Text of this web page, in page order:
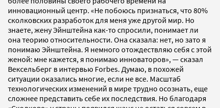
инновационный центр. «Не побоюсь признаться, что 80%
сколковских разработок для меня уже другой мир. Но
знаете, жену Эйнштейна как-то спросили, понимает ли
она теорию относительности. Она сказала: нет, но зато я
понимаю Эйнштейна. Я немного отождествляю себя с этой
женой: мне кажется, я понимаю инноваторов», — сказал
Вексельберг в интервью Forbes. Думаю, в похожей
ситуации оказались многие, если не все. Масштаб
технологических изменений в мире трудно осознать, еще
сложнее представить себе их последствия. Но благодаря